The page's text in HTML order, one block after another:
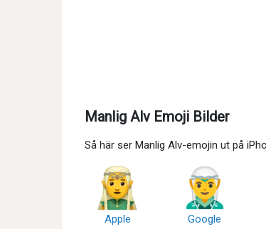
Manlig Alv Emoji Bilder
Så här ser Manlig Alv-emojin ut på
Apple Google